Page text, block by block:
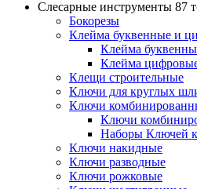
Слесарные инструменты 87
Бокорезы
Клейма буквенные и
Клейма
Клейма
Клещи строительные
Ключи для круглых
Ключи
Ключи
Наборы Ключей
Ключи накидные
Ключи разводные
Ключи рожковые